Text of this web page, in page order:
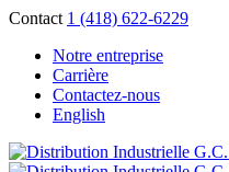
Contact 1 (418) 622-6229
Notre entreprise
Carrière
Contactez-nous
English